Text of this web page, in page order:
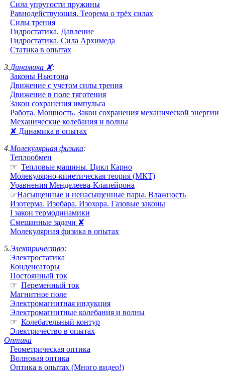
Сила упругости пружины
Равнодействующая. Теорема о трёх силах
Силы трения
Гидростатика. Давление
Гидростатика. Сила Архимеда
Статика в опытах
3.Динамика ✘:
Законы Ньютона
Движение с учетом силы трения
Движение в поле тяготения
Закон сохранения импульса
Работа. Мощность. Закон сохранения механической энергии
Механические колебания и волны
✘ Динамика в опытах
4.Молекулярная физика:
Теплообмен
☞ Тепловые машины. Цикл Карно
Молекулярно-кинетическая теория (МКТ)
Уравнения Менделеева-Клапейрона
☞Насыщенные и ненасыщенные пары. Влажность
Изотерма. Изобара. Изохора. Газовые законы
I закон термодинамики
Смешанные задачи ✘
Молекулярная физика в опытах
5.Электричество:
Электростатика
Конденсаторы
Постоянный ток
☞ Переменный ток
Магнитное поле
Электромагнитная индукция
Электромагнитные колебания и волны
☞ Колебательный контур
Электричество в опытах
Оптика
Геометрическая оптика
Волновая оптика
Оптика в опытах (Много видео!)